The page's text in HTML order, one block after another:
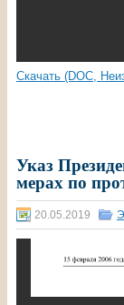
Скачать (DOC,
Указ
мерах по
20.05.2019